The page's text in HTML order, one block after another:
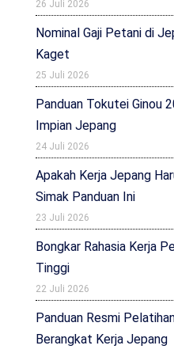
26 Juli 2026
Nominal Gaji Petani di
Kaget
25 Juli 2026
Panduan Tokutei Ginou
Impian Jepang
24 Juli 2026
Apakah Kerja Jepang
Simak Panduan Ini
23 Juli 2026
Bongkar Rahasia Kerja
Tinggi
22 Juli 2026
Panduan Resmi
Berangkat Kerja Jepang